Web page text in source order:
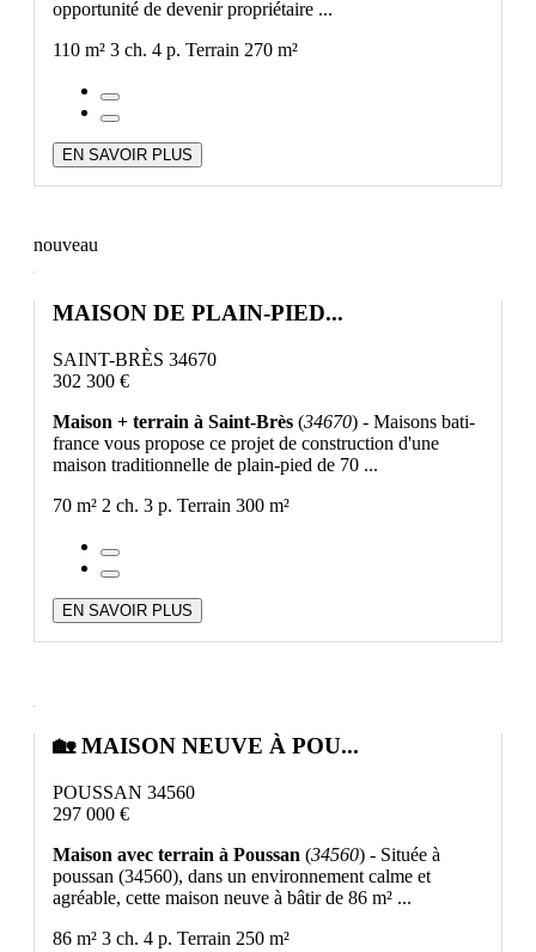
opportunité de devenir propriétaire ...
110 m² 3 ch. 4 p. Terrain 270 m²
EN SAVOIR PLUS
nouveau
MAISON DE PLAIN-PIED...
SAINT-BRÈS 34670
302 300 €
Maison + terrain à Saint-Brès (34670) - Maisons bati-
france vous propose ce projet de construction d'une
maison traditionnelle de plain-pied de 70 ...
70 m² 2 ch. 3 p. Terrain 300 m²
EN SAVOIR PLUS
🏡 MAISON NEUVE À POU...
POUSSAN 34560
297 000 €
Maison avec terrain à Poussan (34560) - Située à
poussan (34560), dans un environnement calme et
agréable, cette maison neuve à bâtir de 86 m² ...
86 m² 3 ch. 4 p. Terrain 250 m²